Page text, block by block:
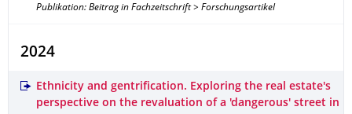
Publikation: Beitrag in Fachzeitschrift > Forschungsartikel
2024
Ethnicity and gentrification. Exploring the real estate's
perspective on the revaluation of a 'dangerous' street in